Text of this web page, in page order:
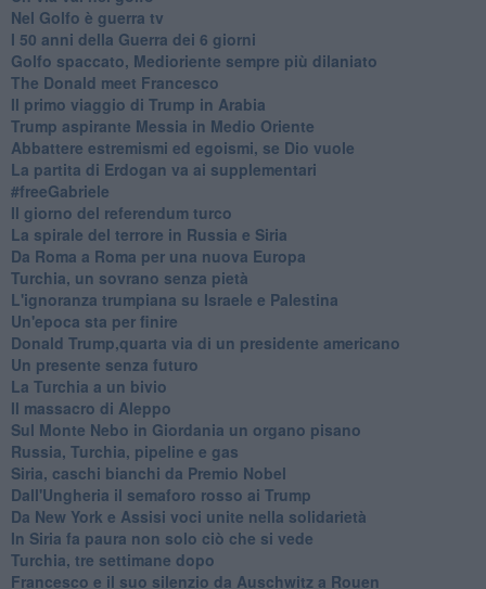
Nel Golfo è guerra tv
I 50 anni della Guerra dei 6 giorni
Golfo spaccato, Medioriente sempre più dilaniato
The Donald meet Francesco
Il primo viaggio di Trump in Arabia
Trump aspirante Messia in Medio Oriente
Abbattere estremismi ed egoismi, se Dio vuole
La partita di Erdogan va ai supplementari
#freeGabriele
Il giorno del referendum turco
La spirale del terrore in Russia e Siria
Da Roma a Roma per una nuova Europa
Turchia, un sovrano senza pietà
L'ignoranza trumpiana su Israele e Palestina
Un'epoca sta per finire
Donald Trump,quarta via di un presidente americano
Un presente senza futuro
La Turchia a un bivio
Il massacro di Aleppo
Sul Monte Nebo in Giordania un organo pisano
Russia, Turchia, pipeline e gas
Siria, caschi bianchi da Premio Nobel
Dall'Ungheria il semaforo rosso ai Trump
Da New York e Assisi voci unite nella solidarietà
In Siria fa paura non solo ciò che si vede
Turchia, tre settimane dopo
Francesco e il suo silenzio da Auschwitz a Rouen